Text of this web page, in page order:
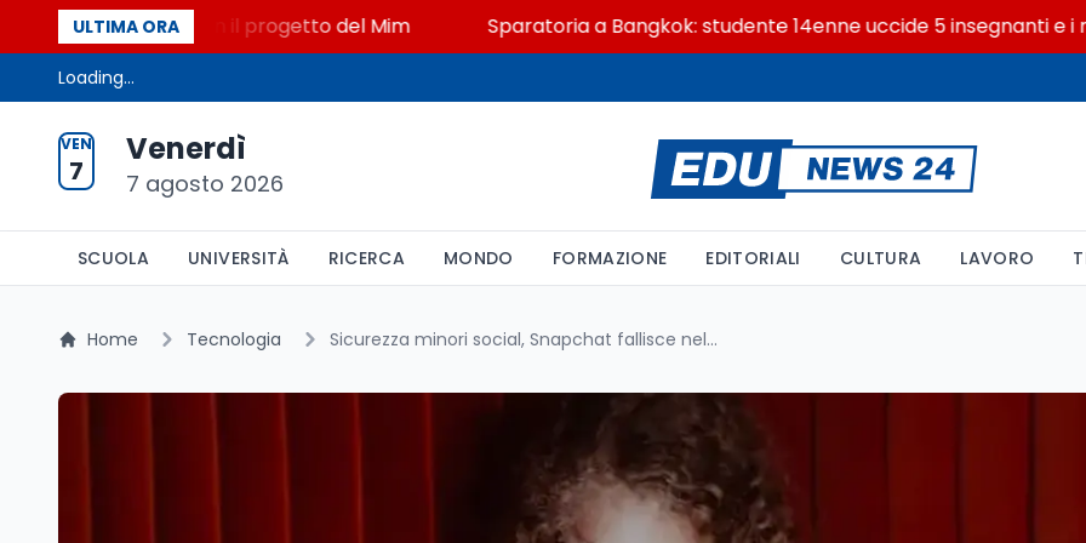
ULTIMA ORA
a Lerici con il progetto del Mim Sparatoria a Bangkok: studente 14enne uccide 5 insegnanti e i nonni
Loading...
VEN
7
Venerdì
7 agosto 2026
SCUOLA UNIVERSITÀ RICERCA MONDO FORMAZIONE EDITORIALI CULTURA LAVORO
Home Tecnologia Sicurezza minori social, Snapchat fallisce nel 73% e Instagram nel 66%